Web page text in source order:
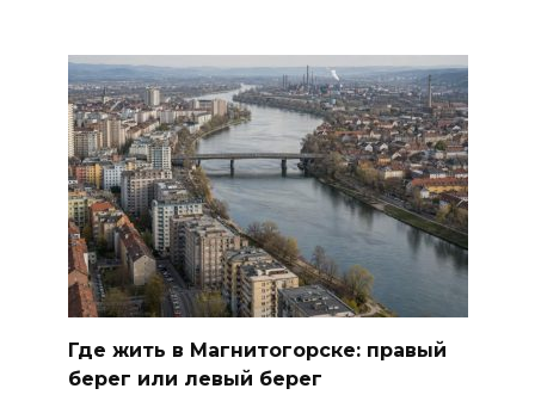
Где жить в Магнитогорске: правый
берег или левый берег